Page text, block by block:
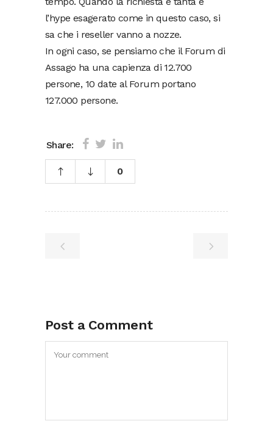
l’hype esagerato come in questo caso, si
sa che i reseller vanno a nozze.
In ogni caso, se pensiamo che il Forum di
Assago ha una capienza di 12.700
persone, 10 date al Forum portano
127.000 persone.
Share:
0
Post a Comment